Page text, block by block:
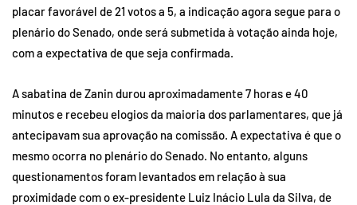
placar favorável de 21 votos a 5, a indicação agora segue para o
plenário do Senado, onde será submetida à votação ainda hoje,
com a expectativa de que seja confirmada.
A sabatina de Zanin durou aproximadamente 7 horas e 40
minutos e recebeu elogios da maioria dos parlamentares, que já
antecipavam sua aprovação na comissão. A expectativa é que o
mesmo ocorra no plenário do Senado. No entanto, alguns
questionamentos foram levantados em relação à sua
proximidade com o ex-presidente Luiz Inácio Lula da Silva, de